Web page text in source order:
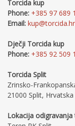
Torcida kup
Phone: +385 97 689
Email: kup@torcida.hr
Dječji Torcida kup
Phone: +385 92 509
Torcida Split
Zrinsko-
21000 Split, Hrvatska
Lokacija odigravanja